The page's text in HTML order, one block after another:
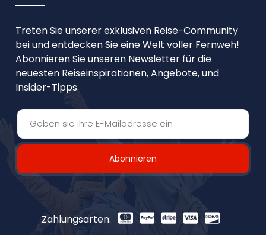
Treten Sie unserer exklusiven Reise-Community
bei und entdecken Sie eine Welt voller Fernweh!
Abonnieren Sie unseren Newsletter für die
neuesten Reiseinspirationen, Angebote, und
Insider-Tipps.
Abonnieren
Zahlungsarten: